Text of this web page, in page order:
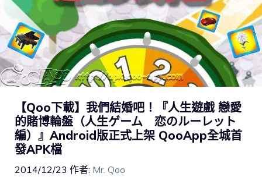
【Qoo下載】我們結婚吧！『人生遊戲 戀愛
的賭博輪盤（人生ゲーム 恋のルーレット
編）』Android版正式上架 QooApp全城首
發APK檔
2014/12/23 作者: Mr. Qoo